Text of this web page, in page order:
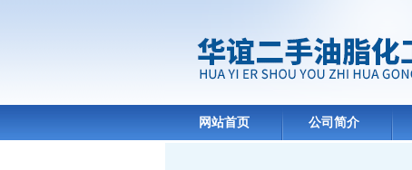
网站首页 公司简介